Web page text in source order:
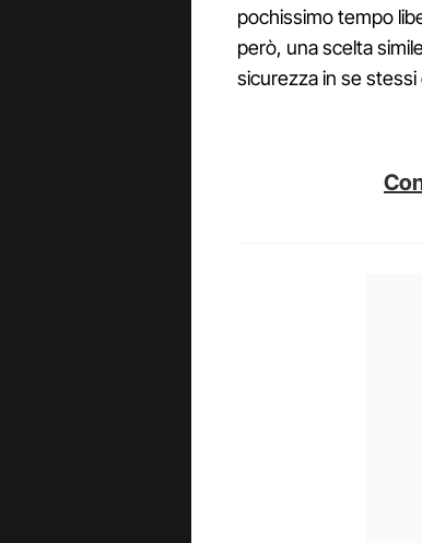
pochissimo tempo
però, una scelta
sicurezza in se